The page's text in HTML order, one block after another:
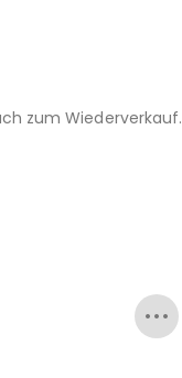
zum Wiederverkauf.